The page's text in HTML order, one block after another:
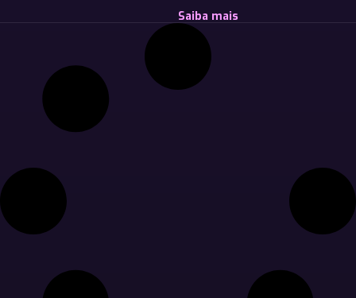
Saiba mais